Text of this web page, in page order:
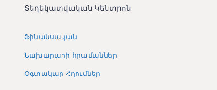
Տեղեկատվական Կենտրոն
Ֆինանսական
Նախարարի հրամաններ
Օգտակար Հղումներ